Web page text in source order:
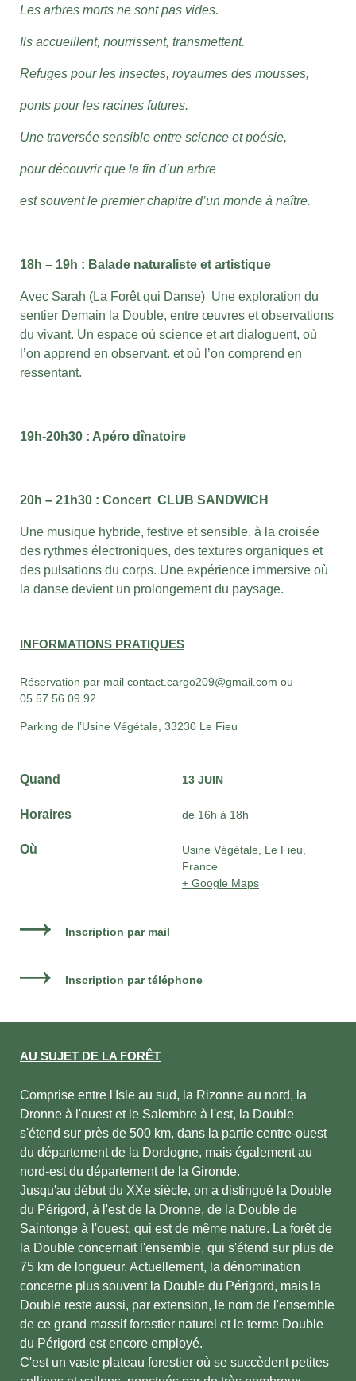
Les arbres morts ne sont pas vides.
Ils accueillent, nourrissent, transmettent.
Refuges pour les insectes, royaumes des mousses,
ponts pour les racines futures.
Une traversée sensible entre science et poésie,
pour découvrir que la fin d’un arbre
est souvent le premier chapitre d’un monde à naître.
18h – 19h : Balade naturaliste et artistique
Avec Sarah (La Forêt qui Danse) Une exploration du
sentier Demain la Double, entre œuvres et observations
du vivant. Un espace où science et art dialoguent, où
l’on apprend en observant. et où l’on comprend en
ressentant.
19h-20h30 : Apéro dînatoire
20h – 21h30 : Concert CLUB SANDWICH
Une musique hybride, festive et sensible, à la croisée
des rythmes électroniques, des textures organiques et
des pulsations du corps. Une expérience immersive où
la danse devient un prolongement du paysage.
INFORMATIONS PRATIQUES
Réservation par mail contact.cargo209@gmail.com ou
05.57.56.09.92
Parking de l’Usine Végétale, 33230 Le Fieu
Quand 13 JUIN
Horaires de 16h à 18h
Où
Usine Végétale, Le Fieu,
France
+ Google Maps
Inscription par mail
Inscription par téléphone
AU SUJET DE LA FORÊT
Comprise entre l'Isle au sud, la Rizonne au nord, la
Dronne à l'ouest et le Salembre à l'est, la Double
s'étend sur près de 500 km, dans la partie centre-ouest
du département de la Dordogne, mais également au
nord-est du département de la Gironde.
Jusqu'au début du XXe siècle, on a distingué la Double
du Périgord, à l'est de la Dronne, de la Double de
Saintonge à l'ouest, qui est de même nature. La forêt de
la Double concernait l'ensemble, qui s'étend sur plus de
75 km de longueur. Actuellement, la dénomination
concerne plus souvent la Double du Périgord, mais la
Double reste aussi, par extension, le nom de l'ensemble
de ce grand massif forestier naturel et le terme Double
du Périgord est encore employé.
C'est un vaste plateau forestier où se succèdent petites